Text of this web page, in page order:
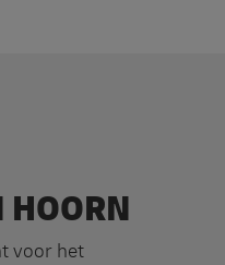
HOORN
voor het